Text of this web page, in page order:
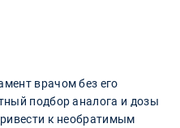
врачом без его
подбор аналога и дозы
к необратимым